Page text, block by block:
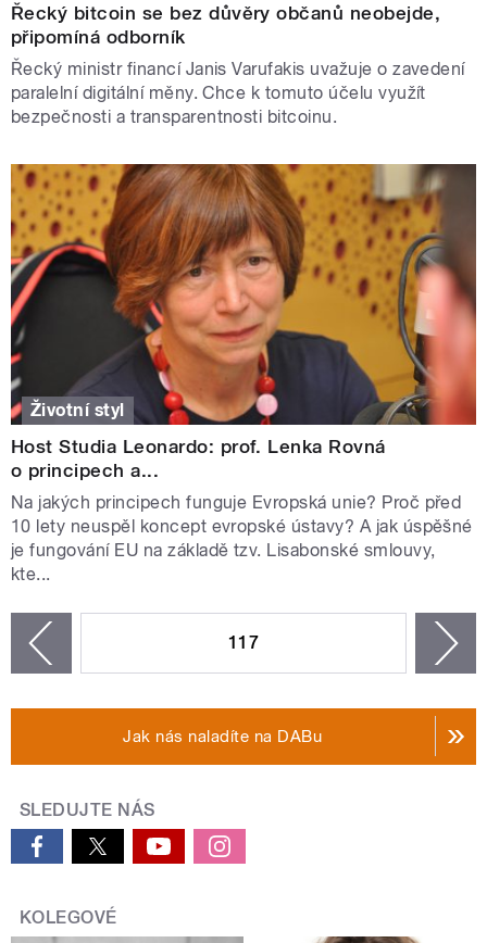
Řecký bitcoin se bez důvěry občanů neobejde,
připomíná odborník
Řecký ministr financí Janis Varufakis uvažuje o zavedení
paralelní digitální měny. Chce k tomuto účelu využít
bezpečnosti a transparentnosti bitcoinu.
Životní styl
Host Studia Leonardo: prof. Lenka Rovná
o principech a...
Na jakých principech funguje Evropská unie? Proč před
10 lety neuspěl koncept evropské ústavy? A jak úspěšné
je fungování EU na základě tzv. Lisabonské smlouvy,
kte...
117
Jak nás naladíte na DABu
SLEDUJTE NÁS
KOLEGOVÉ